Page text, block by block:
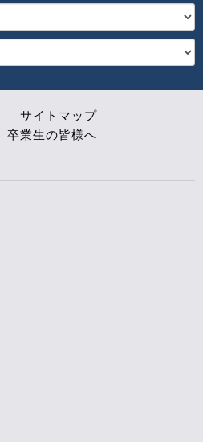
サイトマップ
卒業生の皆様へ